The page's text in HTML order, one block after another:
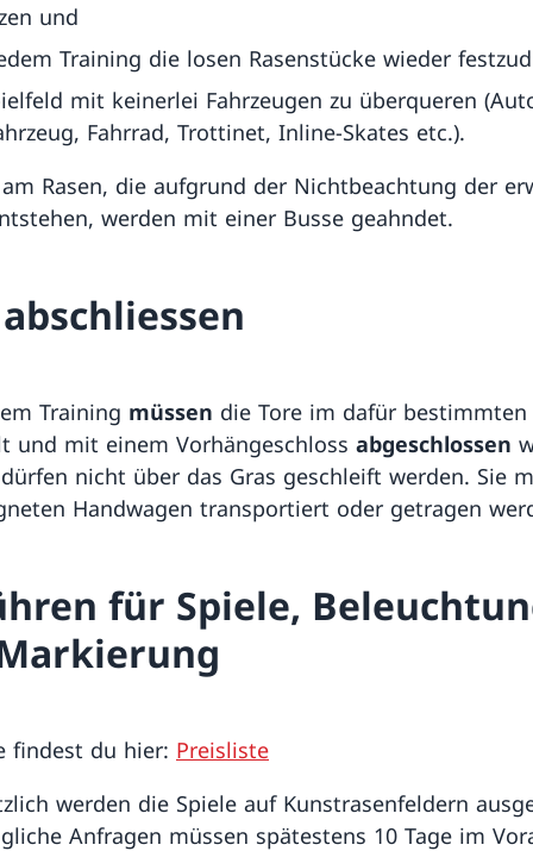
und
Training die losen Rasenstücke wieder
mit keinerlei Fahrzeugen zu überqueren
Fahrrad, Trottinet, Inline-Skates etc.).
Rasen, die aufgrund der Nichtbeachtung der
werden mit einer Busse geahndet.
Training müssen die Tore im dafür bestimmten
und mit einem Vorhängeschloss abgeschlossen
nicht über das Gras geschleift werden. Sie
Handwagen transportiert oder getragen
für Spiele,
findest du hier: Preisliste
werden die Spiele auf Kunstrasenfeldern
Anfragen müssen spätestens 10 Tage im